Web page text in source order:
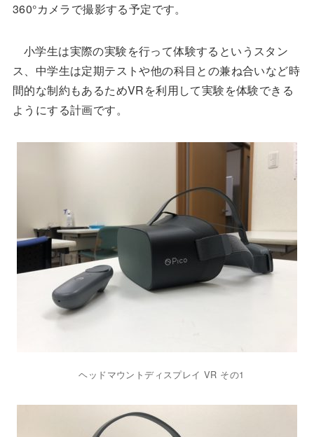
360°カメラで撮影する予定です。
小学生は実際の実験を行って体験するというスタン
ス、中学生は定期テストや他の科目との兼ね合いなど時
間的な制約もあるためVRを利用して実験を体験できる
ようにする計画です。
ヘッドマウントディスプレイ VR その1